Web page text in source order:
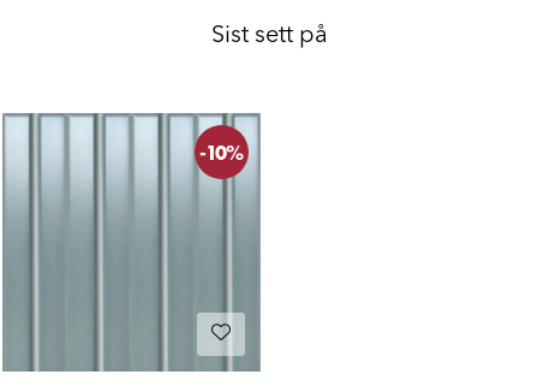
Sist sett på
-10%